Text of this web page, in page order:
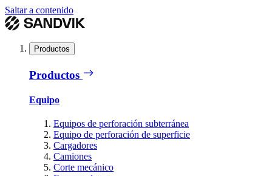
Saltar a contenido
Productos
Productos
Equipo
Equipos de perforación subterránea
Equipo de perforación de superficie
Cargadores
Camiones
Corte mecánico